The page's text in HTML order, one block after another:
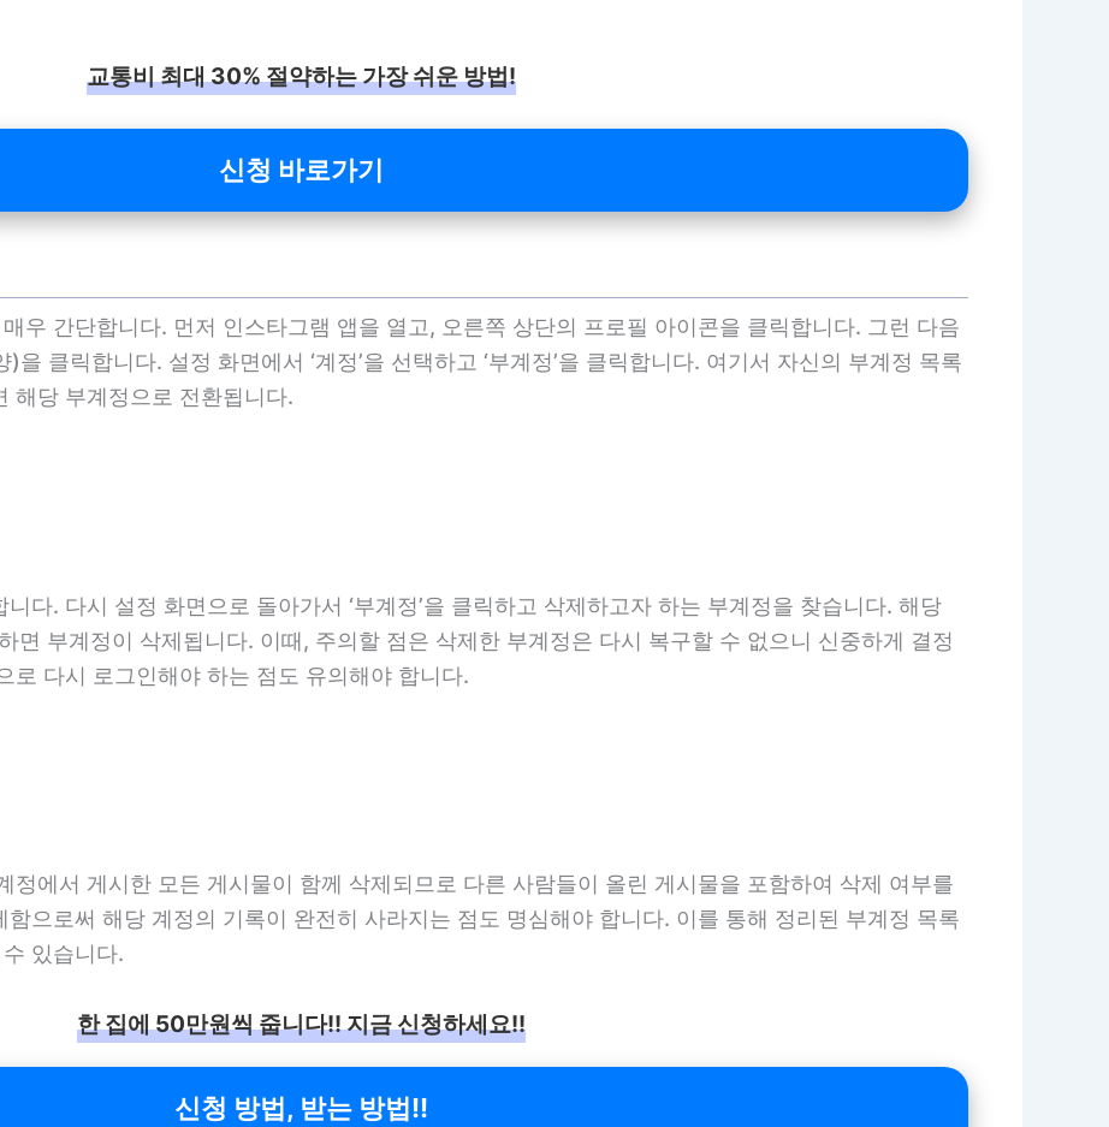
교통비 최대 30% 절약하는 가장 쉬운 방법!
신청 바로가기
우 간단합니다. 먼저 인스타그램 앱을 열고, 오른쪽 상단의 프로필 아이콘을 클릭합니다. 그런 다음
클릭합니다. 설정 화면에서 ‘계정’을 선택하고 ‘부계정’을 클릭합니다. 여기서 자신의 부계정 목록
해당 부계정으로 전환됩니다.
다. 다시 설정 화면으로 돌아가서 ‘부계정’을 클릭하고 삭제하고자 하는 부계정을 찾습니다. 해당
면 부계정이 삭제됩니다. 이때, 주의할 점은 삭제한 부계정은 다시 복구할 수 없으니 신중하게 결정
로 다시 로그인해야 하는 점도 유의해야 합니다.
정에서 게시한 모든 게시물이 함께 삭제되므로 다른 사람들이 올린 게시물을 포함하여 삭제 여부를
으로써 해당 계정의 기록이 완전히 사라지는 점도 명심해야 합니다. 이를 통해 정리된 부계정 목록
있습니다.
한 집에 50만원씩 줍니다!! 지금 신청하세요!!
신청 방법, 받는 방법!!